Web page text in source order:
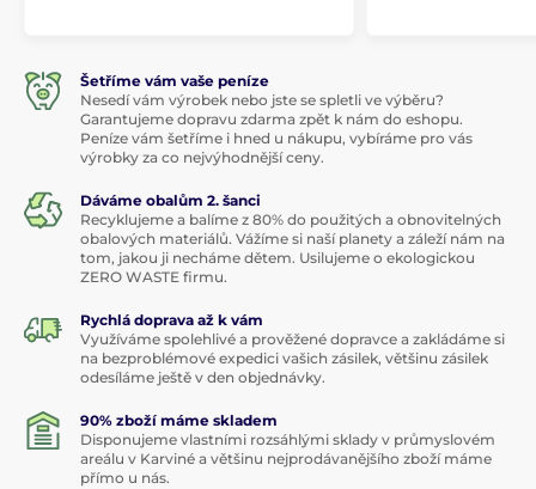
Šetříme vám vaše peníze
Nesedí vám výrobek nebo jste se spletli ve výběru?
Garantujeme dopravu zdarma zpět k nám do eshopu.
Peníze vám šetříme i hned u nákupu, vybíráme pro vás
výrobky za co nejvýhodnější ceny.
Dáváme obalům 2. šanci
Recyklujeme a balíme z 80% do použitých a obnovitelných
obalových materiálů. Vážíme si naší planety a záleží nám na
tom, jakou ji necháme dětem. Usilujeme o ekologickou
ZERO WASTE firmu.
Rychlá doprava až k vám
Využíváme spolehlivé a prověžené dopravce a zakládáme si
na bezproblémové expedici vašich zásilek, většinu zásilek
odesíláme ještě v den objednávky.
90% zboží máme skladem
Disponujeme vlastními rozsáhlými sklady v průmyslovém
areálu v Karviné a většinu nejprodávanějšího zboží máme
přímo u nás.